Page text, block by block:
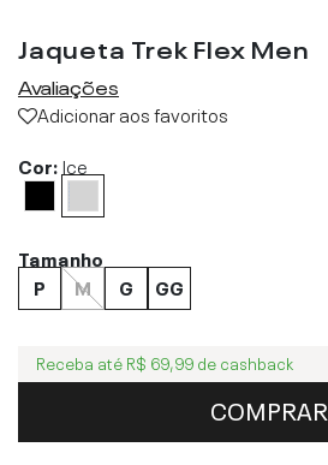
Jaqueta Trek Flex Men
Avaliações
Adicionar aos favoritos
Cor:Ice
Tamanho
P
M G GG
Receba até R$ 69,99 de cashback
COMPRAR